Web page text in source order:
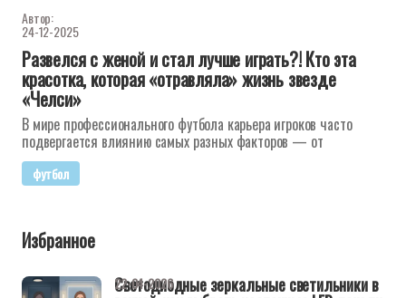
Автор:
24-12-2025
Развелся с женой и стал лучше играть?! Кто эта
красотка, которая «отравляла» жизнь звезде
«Челси»
В мире профессионального футбола карьера игроков часто
подвергается влиянию самых разных факторов — от
футбол
Избранное
Светодиодные зеркальные светильники в
22-04-2026